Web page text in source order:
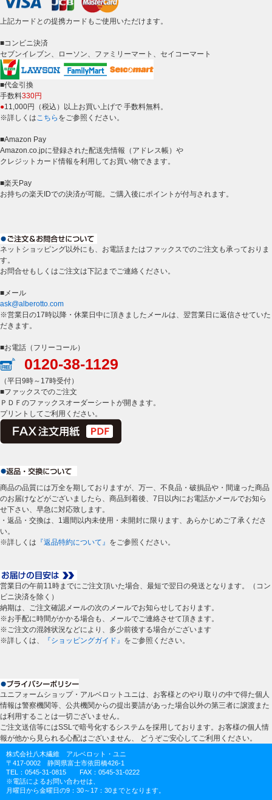
上記カードとの提携カードもご使用いただけます。
■コンビニ決済
セブンイレブン、ローソン、ファミリーマート、セイコーマート
■代金引換
手数料330円
●11,000円（税込）以上お買い上げで 手数料無料。
※詳しくはこちら をご参照ください。
■Amazon Pay
Amazon.co.jpに登録された配送先情報（アドレス帳）や
クレジットカード情報を利用してお買い物できます。
■楽天Pay
お持ちの楽天IDでの決済が可能。ご購入後にポイントが付与されます。
ネットショッピング以外にも、お電話またはファックスでのご注文も承っておりま
す。
お問合せもしくはご注文は下記までご連絡ください。
■メール
ask@alberotto.com
※営業日の17時以降・休業日中に頂きましたメールは、翌営業日に返信させていた
だきます。
■お電話（フリーコール）
0120-38-1129
（平日9時～17時受付）
■ファックスでのご注文
ＰＤＦのファックスオーダーシートが開きます。
プリントしてご利用ください。
商品の品質には万全を期しておりますが、万一、不良品・破損品や・間違った商品
のお届けなどがございましたら、商品到着後、7日以内にお電話かメールでお知ら
せ下さい、早急に対応致します。
・返品・交換は、1週間以内未使用・未開封に限ります、あらかじめご了承くださ
い。
※詳しくは 『返品特約について』 をご参照ください。
営業日の午前11時までにご注文頂いた場合、最短で翌日の発送となります。（コン
ビニ決済を除く）
納期は、ご注文確認メールの次のメールでお知らせしております。
※お手配に時間がかかる場合も、メールでご連絡させて頂きます。
※ご注文の混雑状況などにより、多少前後する場合がございます
※詳しくは、
『ショッピングガイド』 をご参照ください。
ユニフォームショップ・アルベロットユニは、お客様とのやり取りの中で得た個人
情報は警察機関等、公共機関からの提出要請があった場合以外の第三者に譲渡また
は利用することは一切ございません。
ご注文送信等にはSSLで暗号化するシステムを採用しております。お客様の個人情
報が他から見られる心配はございません、 どうぞご安心してご利用ください。
株式会社八木繊維 アルベロット・ユニ
〒417-0002 静岡県富士市依田橋426-1
TEL：0545-31-0815 FAX：0545-31-0222
※電話によるお問い合わせは、
月曜日から金曜日の9：30～17：30までとなります。